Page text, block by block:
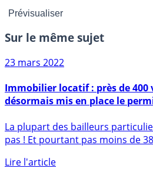
Sur le même sujet
23 mars 2022
désormais mis en place le
La plupart des bailleurs
pas ! Et pourtant pas moins de